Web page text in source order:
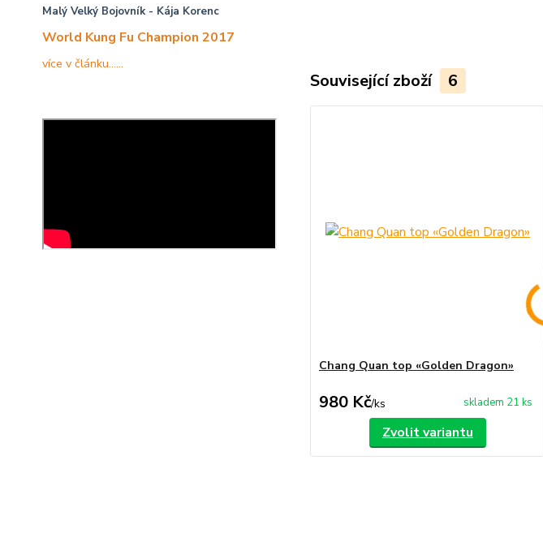
Malý Velký Bojovník- Kája Korenc
World Kung Fu Champion 2017
více v článku......
Související zboží 6
Chang Quan top «Golden Dragon»
980 Kč/ks skladem 21 ks
Zvolit variantu